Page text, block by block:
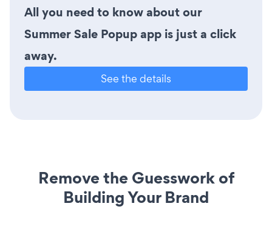
All you need to know about our
Summer Sale Popup app is just a click
away.
See the details
Remove the Guesswork of
Building Your Brand